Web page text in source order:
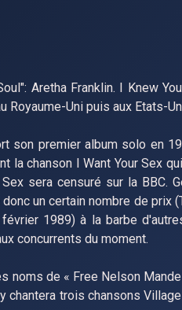
Aretha Franklin. I Knew
Uni puis aux Etats-
son premier album solo en
chanson I Want Your Sex
sera censuré sur la BBC.
un certain nombre de prix
1989) à la barbe
concurrents du moment.
noms de « Free Nelson
chantera trois chansons